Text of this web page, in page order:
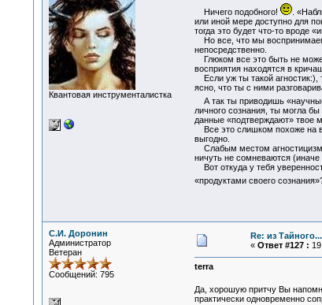
Квантовая инструменталистка
Ничего подобного!
.
или иной мере доступно для
тогда это будет что-то вроде
Но все, что мы
непосредственно.
Глюком все это быть не
восприятия находятся в
Если уж ты такой агностик:),
ясно, что ты с ними
А так ты приводишь
личного сознания, ты могла
данные «подтверждают» твое
Все это слишком похоже на
выгодно.
Слабым местом
ничуть не сомневаются (иначе
Вот откуда у тебя
«продуктами своего
С.И. Доронин
Администратор
Ветеран
Сообщений: 795
Re: из Тайного...
« Ответ #127 :
terra
Да, хорошую притчу Вы
практически одновременно